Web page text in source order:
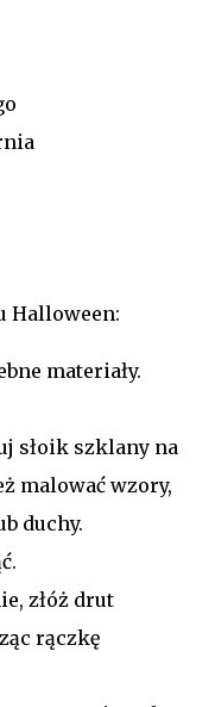
Halloween:
materiały.
słoik szklany na
malować wzory,
duchy.
złóż drut
rączkę